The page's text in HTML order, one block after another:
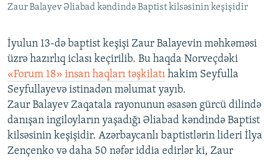
AZADLIQRADIOSU MOBIL TELEFONUNUZDA
XƏBƏR BÜLLETENLƏRIMIZ
RFE/RL-in bütün saytları
Zaur Balayev Əliabad kəndində Baptist kilsəsinin keşişidir
İyulun 13-də baptist keşişi Zaur Balayevin məhkəməsi
üzrə hazırlıq iclası keçirilib. Bu haqda Norveçdəki
«Forum 18» insan haqları təşkilatı hakim Seyfulla
Seyfullayevə istinadən məlumat yayıb.
Zaur Balayev Zaqatala rayonunun əsasən gürcü dilində
danışan ingiloyların yaşadığı Əliabad kəndində Baptist
kilsəsinin keşişidir. Azərbaycanlı baptistlərin lideri İlya
Zençenko və daha 50 nəfər iddia edirlər ki, Zaur